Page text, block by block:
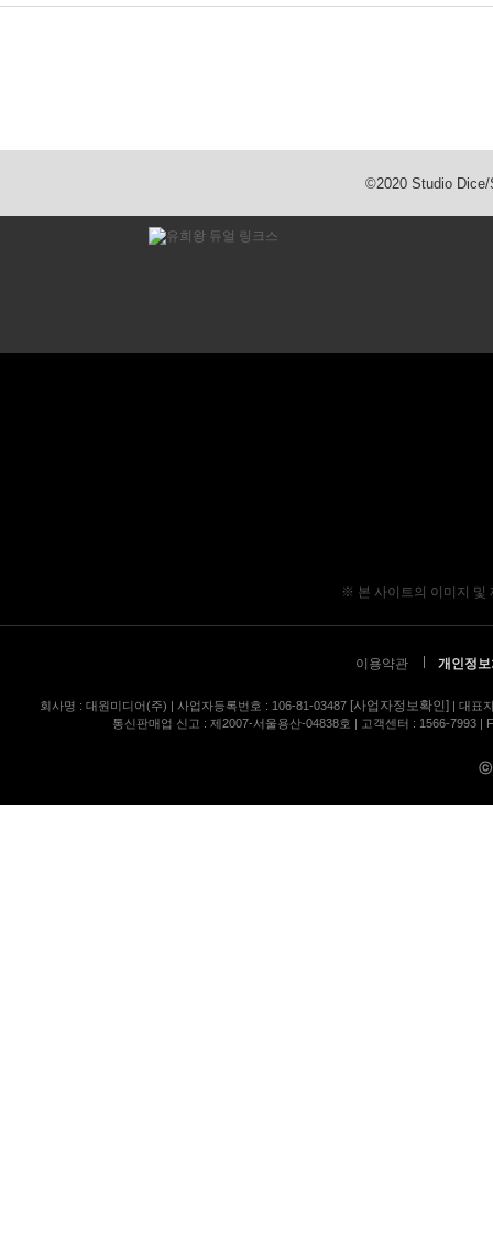
©2020 Studio
※ 본 사이트의 이미지 및
이용약관 개인정
회사명 : 대원미디어(주) | 사업자등록번호 : 106-81-03487 [사업자정보확인] | 대표
통신판매업 신고 : 제2007-서울용산-04838호 | 고객센터 : 1566-7993